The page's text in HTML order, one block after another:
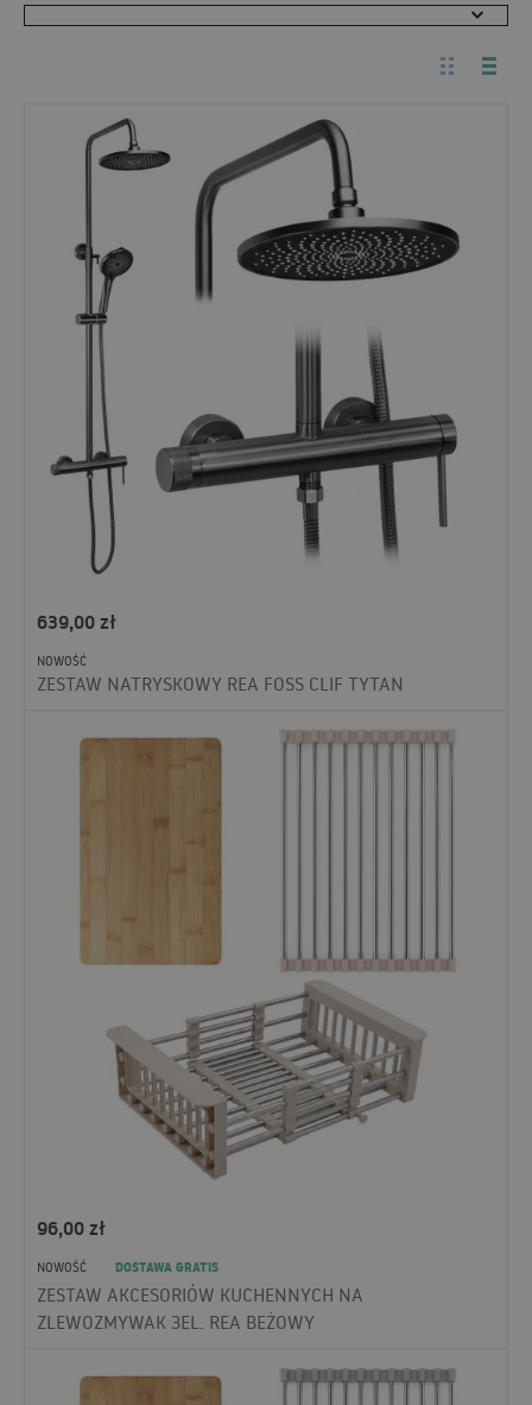
639,00zł
NOWOŚĆ
ZESTAW NATRYSKOWY REA FOSS CLIF TYTAN
96,00zł
NOWOŚĆ
DOSTAWA GRATIS
ZESTAW AKCESORIÓW KUCHENNYCH NA
ZLEWOZMYWAK 3EL. REA BEŻOWY